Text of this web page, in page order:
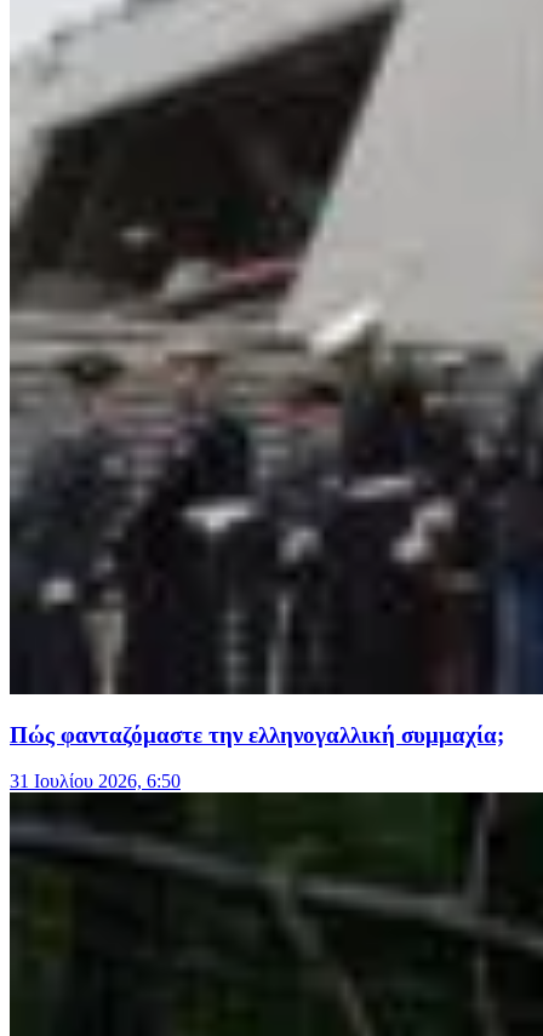
Πώς φανταζόμαστε την ελληνογαλλική συμμαχία;
31 Ιουλίου 2026, 6:50